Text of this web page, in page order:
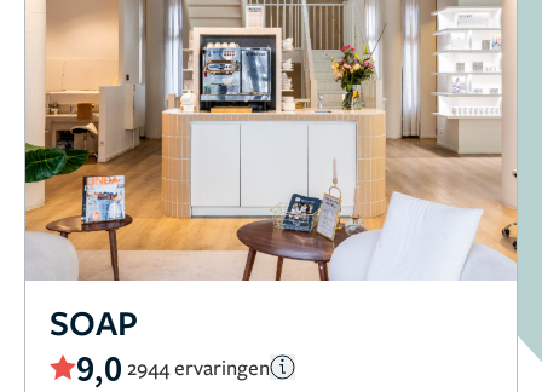
SOAP
9,0 2944 ervaringen